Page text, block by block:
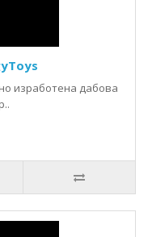
изработена дабова